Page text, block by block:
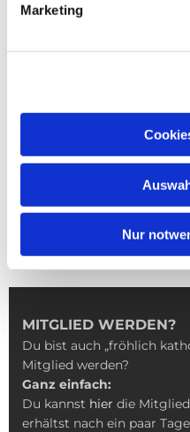
Marketing
Nur
MITGLIED WERDEN?
Du bist auch „fröhlich
Mitglied werden?
Ganz einfach:
Du kannst hier die
erhältst nach ein paar